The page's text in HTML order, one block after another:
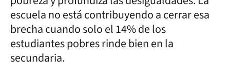
escuela no está contribuyendo a cerrar esa
brecha cuando solo el 14% de los
estudiantes pobres rinde bien en la
secundaria.